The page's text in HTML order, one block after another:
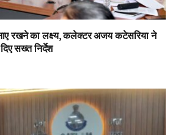
रखने का लक्ष्य, कलेक्टर अजय कटेसरिया ने
सख्त निर्देश